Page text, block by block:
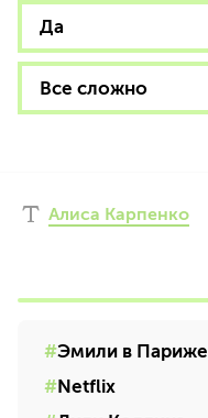
Да
Все сложно
Алиса Карпенко
Эмили в Париже
Netflix